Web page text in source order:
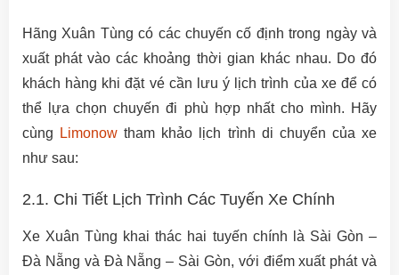
Hãng Xuân Tùng có các chuyến cố định trong ngày và
xuất phát vào các khoảng thời gian khác nhau. Do đó
khách hàng khi đặt vé cần lưu ý lịch trình của xe để có
thể lựa chọn chuyến đi phù hợp nhất cho mình. Hãy
cùng
Limonow tham khảo lịch trình di chuyển của xe
như sau:
2.1. Chi Tiết Lịch Trình Các Tuyến Xe Chính
Xe Xuân Tùng khai thác hai tuyến chính là Sài Gòn –
Đà Nẵng và Đà Nẵng – Sài Gòn, với điểm xuất phát và